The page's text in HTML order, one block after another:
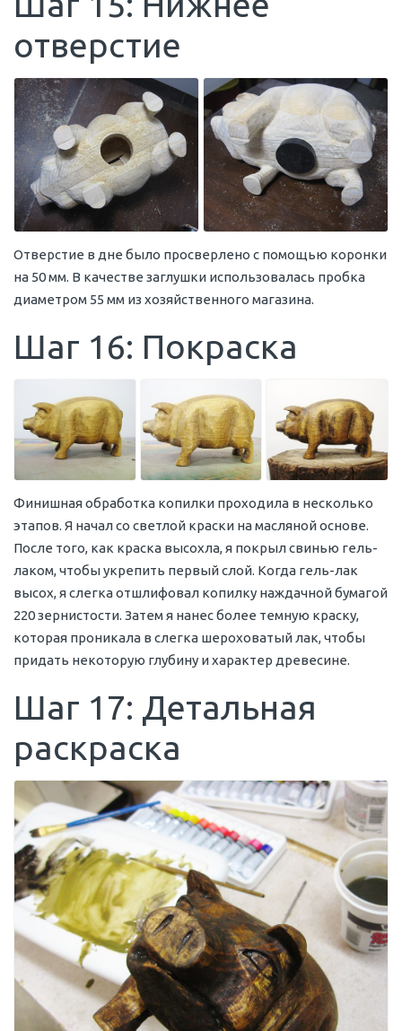
отверстие
Отверстие в дне было просверлено с помощью коронки
на 50 мм. В качестве заглушки использовалась пробка
диаметром 55 мм из хозяйственного магазина.
Шаг 16: Покраска
Финишная обработка копилки проходила в несколько
этапов. Я начал со светлой краски на масляной основе.
После того, как краска высохла, я покрыл свинью гель-
лаком, чтобы укрепить первый слой. Когда гель-лак
высох, я слегка отшлифовал копилку наждачной бумагой
220 зернистости. Затем я нанес более темную краску,
которая проникала в слегка шероховатый лак, чтобы
придать некоторую глубину и характер древесине.
Шаг 17: Детальная
раскраска